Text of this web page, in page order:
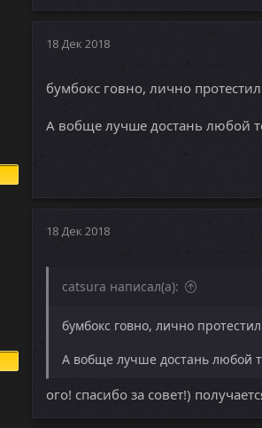
18 Дек 2018
бумбокс говно, лично
А вобще лучше достань любой
18 Дек 2018
catsura написал(а):
бумбокс говно, лично
А вобще лучше достань любой
ого! спасибо за совет!)